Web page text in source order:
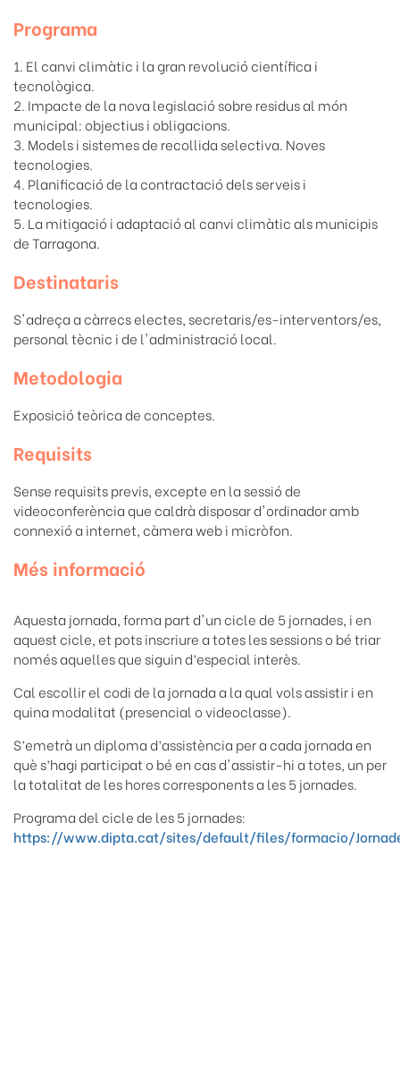
Programa
1. El canvi climàtic i la gran revolució científica i
tecnològica.
2. Impacte de la nova legislació sobre residus al món
municipal: objectius i obligacions.
3. Models i sistemes de recollida selectiva. Noves
tecnologies.
4. Planificació de la contractació dels serveis i
tecnologies.
5. La mitigació i adaptació al canvi climàtic als municipis
de Tarragona.
Destinataris
S'adreça a càrrecs electes, secretaris/es-interventors/es,
personal tècnic i de l'administració local.
Metodologia
Exposició teòrica de conceptes.
Requisits
Sense requisits previs, excepte en la sessió de
videoconferència que caldrà disposar d'ordinador amb
connexió a internet, càmera web i micròfon.
Més informació
Aquesta jornada, forma part d'un cicle de 5 jornades, i en
aquest cicle, et pots inscriure a totes les sessions o bé triar
només aquelles que siguin d’especial interès.
Cal escollir el codi de la jornada a la qual vols assistir i en
quina modalitat (presencial o videoclasse).
S’emetrà un diploma d’assistència per a cada jornada en
què s’hagi participat o bé en cas d'assistir-hi a totes, un per
la totalitat de les hores corresponents a les 5 jornades.
Programa del cicle de les 5 jornades:
https://www.dipta.cat/sites/default/files/formacio/